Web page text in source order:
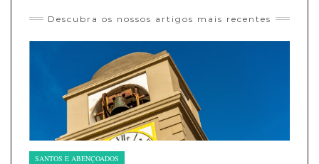
Descubra os nossos artigos mais recentes
SANTOS E ABENÇOADOS